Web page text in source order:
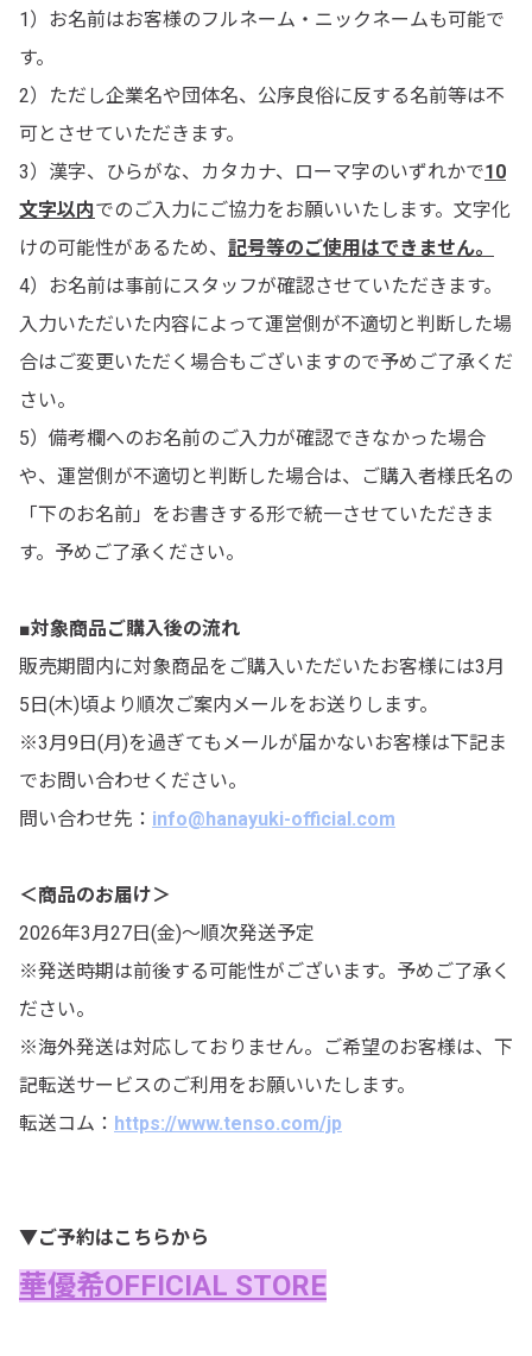
1）お名前はお客様のフルネーム・ニックネームも可能で
す。
2）ただし企業名や団体名、公序良俗に反する名前等は不
可とさせていただきます。
3）漢字、ひらがな、カタカナ、ローマ字のいずれかで10
文字以内でのご入力にご協力をお願いいたします。文字化
けの可能性があるため、 記号等のご使用はできません。
4）お名前は事前にスタッフが確認させていただきます。
入力いただいた内容によって運営側が不適切と判断した場
合はご変更いただく場合もございますので予めご了承くだ
さい。
5）備考欄へのお名前のご入力が確認できなかった場合
や、運営側が不適切と判断した場合は、ご購入者様氏名の
「下のお名前」をお書きする形で統一させていただきま
す。予めご了承ください。
■対象商品ご購入後の流れ
販売期間内に対象商品をご購入いただいたお客様には3月
5日(木)頃より順次ご案内メールをお送りします。
※3月9日(月)を過ぎてもメールが届かないお客様は下記ま
でお問い合わせください。
問い合わせ先： info@hanayuki-official.com
＜商品のお届け＞
2026年3月27日(金)～順次発送予定
※発送時期は前後する可能性がございます。予めご了承く
ださい。
※海外発送は対応しておりません。ご希望のお客様は、下
記転送サービスのご利用をお願いいたします。
転送コム： https://www.tenso.com/jp
▼ご予約はこちらから
華優希OFFICIAL STORE